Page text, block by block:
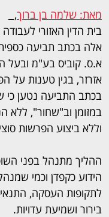
מאת: שלמה בן ברוך,
בית הדין האזורי
אלה בכתב תביעה
א.ס. קוביס בע"מ ובעל
אזרזר, בגין טענות על
בכתב התביעה נטען כי
במזומן וב"שחור", ללא
וללא ביצוע הפרשות
ההליך מתנהל בפני
הידוע כקפדן וכמי
לתקופות העסקה,
בירור ושמיעת עדויות.